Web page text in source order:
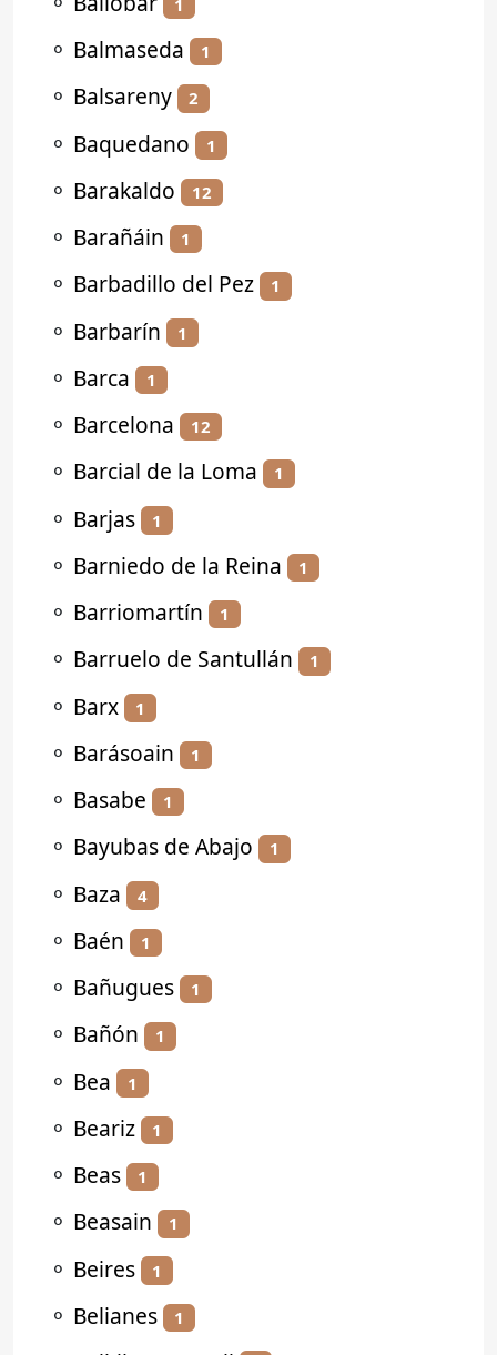
⚬ Balmaseda 1
⚬ Balsareny 2
⚬ Baquedano 1
⚬ Barakaldo 12
⚬ Barañáin 1
⚬ Barbadillo del Pez 1
⚬ Barbarín 1
⚬ Barca 1
⚬ Barcelona 12
⚬ Barcial de la Loma 1
⚬ Barjas 1
⚬ Barniedo de la Reina 1
⚬ Barriomartín 1
⚬ Barruelo de Santullán 1
⚬ Barx 1
⚬ Barásoain 1
⚬ Basabe 1
⚬ Bayubas de Abajo 1
⚬ Baza 4
⚬ Baén 1
⚬ Bañugues 1
⚬ Bañón 1
⚬ Bea 1
⚬ Beariz 1
⚬ Beas 1
⚬ Beasain 1
⚬ Beires 1
⚬ Belianes 1